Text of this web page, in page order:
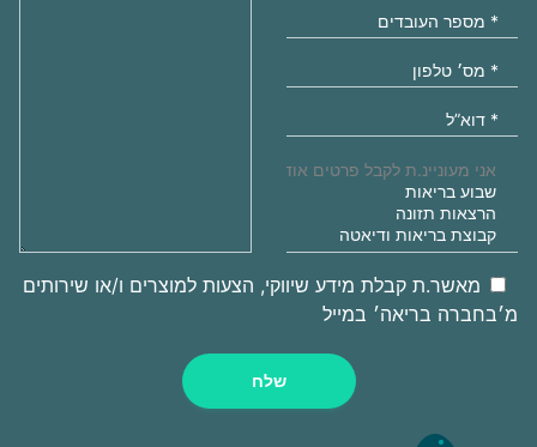
מאשר.ת קבלת מידע שיווקי, הצעות למוצרים ו/או שירותים
מ׳בחברה בריאה׳ במייל
שלח